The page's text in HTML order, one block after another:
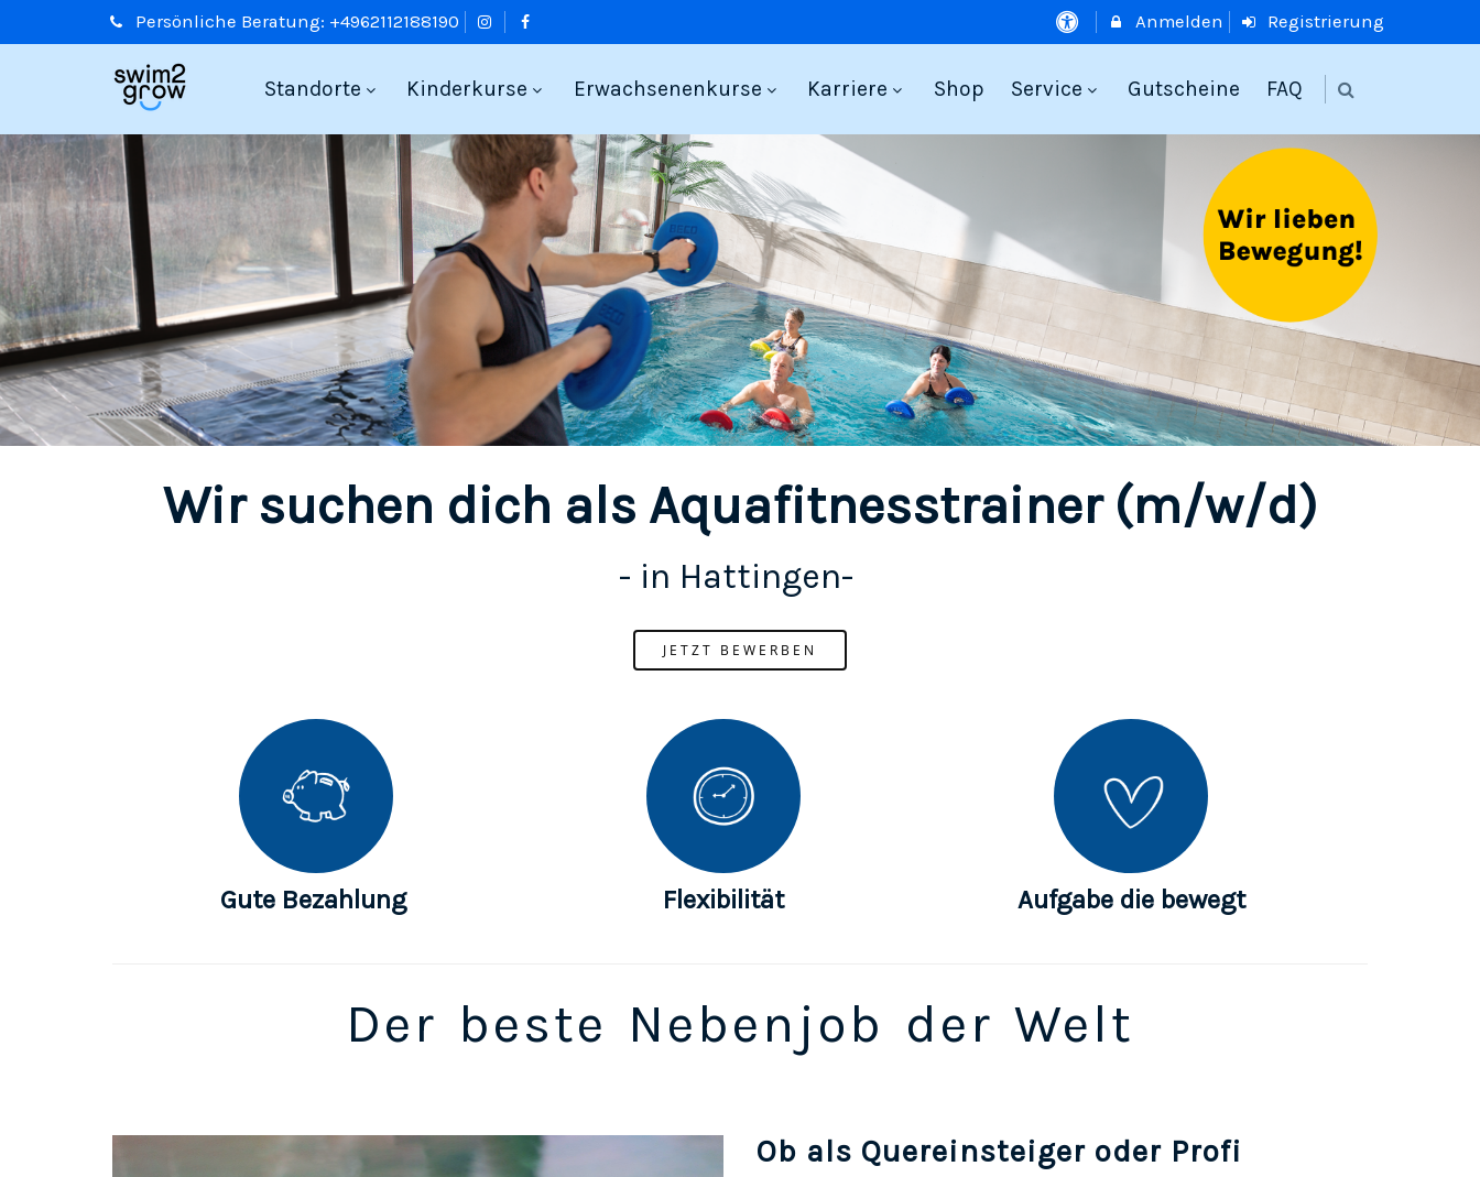
Persönliche Beratung: +4962112188190 Anmelden Registrierung
Standorte Kinderkurse Erwachsenenkurse Karriere Shop Service Gutscheine FAQ
Wir suchen dich als Aquafitnesstrainer (m/w/d)
- in Hattingen-
JETZT BEWERBEN
Gute Bezahlung Flexibilität Aufgabe die bewegt
Der beste Nebenjob der Welt
Ob als Quereinsteiger oder Profi